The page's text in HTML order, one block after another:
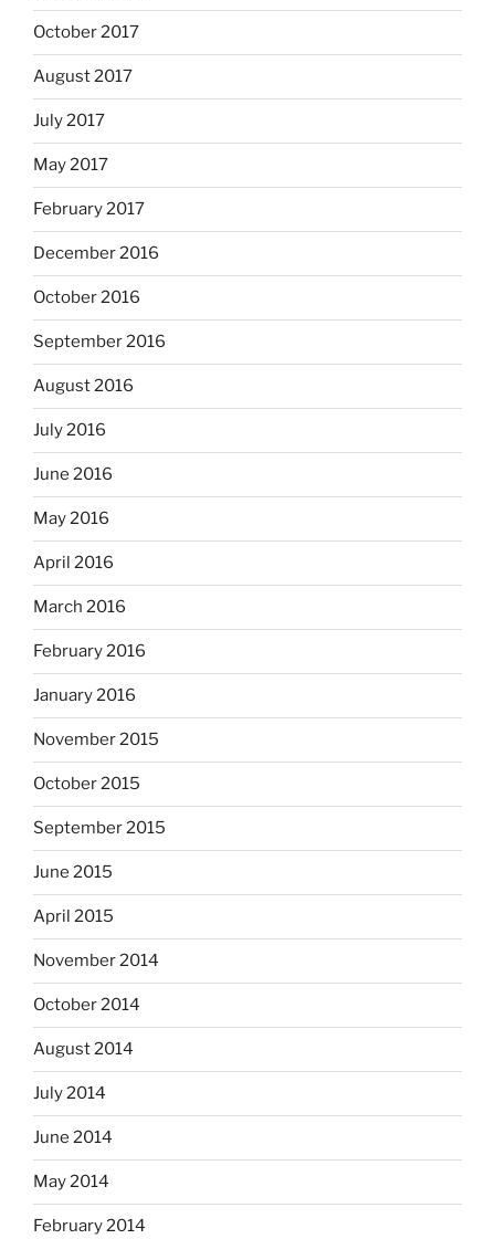
October 2017
August 2017
July 2017
May 2017
February 2017
December 2016
October 2016
September 2016
August 2016
July 2016
June 2016
May 2016
April 2016
March 2016
February 2016
January 2016
November 2015
October 2015
September 2015
June 2015
April 2015
November 2014
October 2014
August 2014
July 2014
June 2014
May 2014
February 2014